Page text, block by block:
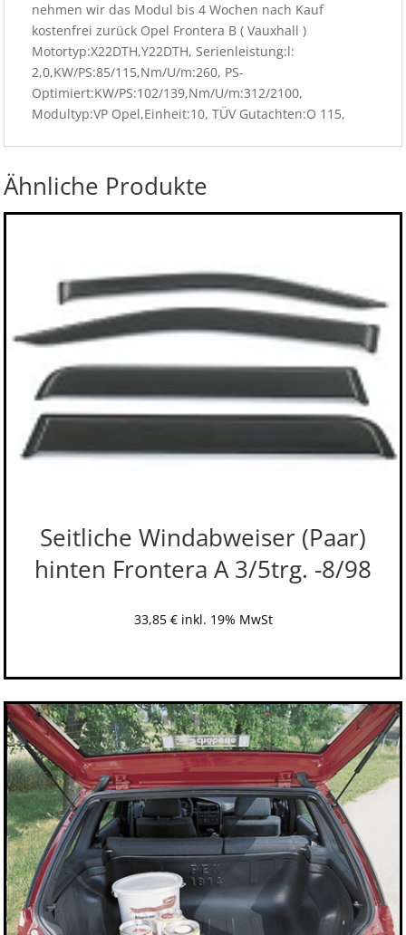
nehmen wir das Modul bis 4 Wochen nach Kauf
kostenfrei zurück Opel Frontera B ( Vauxhall )
Motortyp:X22DTH,Y22DTH, Serienleistung:l:
2,0,KW/PS:85/115,Nm/U/m:260, PS-
Optimiert:KW/PS:102/139,Nm/U/m:312/2100,
Modultyp:VP Opel,Einheit:10, TÜV Gutachten:O 115,
Ähnliche Produkte
Seitliche Windabweiser (Paar)
hinten Frontera A 3/5trg. -8/98
33,85 € inkl. 19% MwSt